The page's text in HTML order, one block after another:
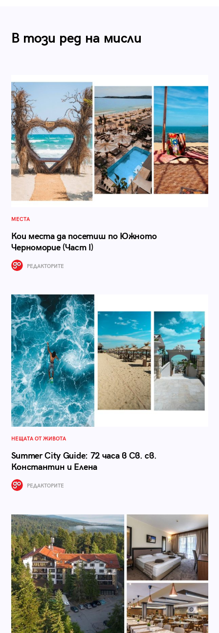
В този ред на мисли
МЕСТА
Кои места да посетиш по Южното
Черноморие (Част I)
РЕДАКТОРИТЕ
НЕЩАТА ОТ ЖИВОТА
Summer City Guide: 72 часа в Св. св.
Константин и Елена
РЕДАКТОРИТЕ